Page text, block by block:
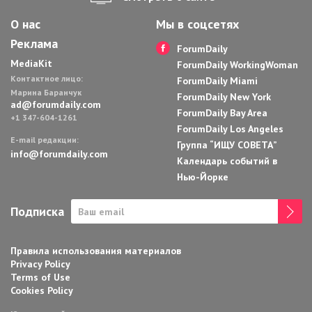
О нас
Реклама
MediaKit
Контактное лицо:
Марина Баранчук
ad@forumdaily.com
+1 347-604-1261
E-mail редакции:
info@forumdaily.com
Мы в соцсетях
ForumDaily
ForumDaily WorkingWoman
ForumDaily Miami
ForumDaily New York
ForumDaily Bay Area
ForumDaily Los Angeles
Группа “ИЩУ СОВЕТА”
Календарь событий в
Нью-Йорке
Подписка
Правила использования материалов
Privacy Policy
Terms of Use
Cookies Policy